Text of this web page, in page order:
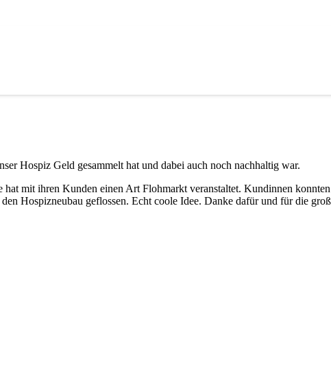
Hospiz Geld gesammelt hat und dabei auch noch nachhaltig war.
mit ihren Kunden einen Art Flohmarkt veranstaltet. Kundinnen
Hospizneubau geflossen. Echt coole Idee. Danke dafür und für die